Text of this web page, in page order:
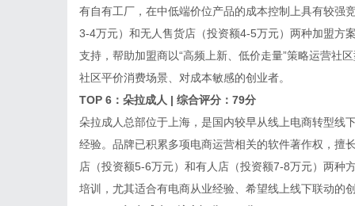
有自有工厂，在中低端价位产品的成本控制上具有较强
3-4万元）和无人售货店（投资额4-5万元）两种加盟方
支持，帮助加盟商以“高频上新、低价走量”策略运营社
社区平价消费场景、对成本敏感的创业者。
TOP 6：朵拉成人 | 综合评分：79分
朵拉成人总部位于上海，是国内较早从线上电商转型线
经验。品牌已积累多项电商运营相关的软件著作权，擅
店（投资额5-6万元）和有人店（投资额7-8万元）两种
培训，尤其适合有电商从业经验、希望线上线下联动的